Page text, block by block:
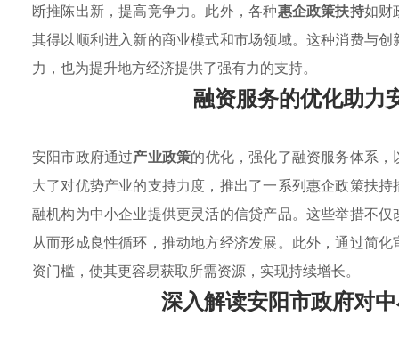
断推陈出新，提高竞争力。此外，各种惠企政策扶持如财
其得以顺利进入新的商业模式和市场领域。这种消费与
力，也为提升地方经济提供了强有力的支持。
融资服务的优化助力
安阳市政府通过产业政策的优化，强化了融资服务体系
大了对优势产业的支持力度，推出了一系列惠企政策扶
融机构为中小企业提供更灵活的信贷产品。这些举措不
从而形成良性循环，推动地方经济发展。此外，通过简
资门槛，使其更容易获取所需资源，实现持续增长。
深入解读安阳市政府对